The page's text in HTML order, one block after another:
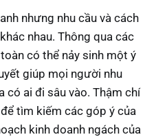
nhưng nhu cầu và cách
nhau. Thông qua các
có thể nảy sinh một ý
giúp mọi người nhu
có ai đi sâu vào. Thậm chí
tìm kiếm các góp ý của
kinh doanh ngách của